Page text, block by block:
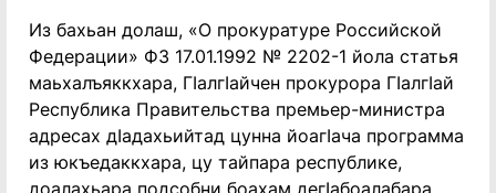
Из бахьан долаш, «О прокуратуре Российской
Федерации» ФЗ 17.01.1992 № 2202-1 йола статья
маьхалъяккхара, ГIалгIайчен прокурора ГIалгIай
Республика Правительства премьер-министра
адресах дIадахьийтад цунна йоагIача программа
из юкъедаккхара, цу тайпара республике,
доалахьара подсобни боахам дегIабоалабара